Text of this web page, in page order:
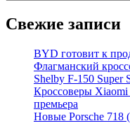
Свежие записи
BYD готовит к
Флагманский
Shelby F-150 Super
Кроссоверы
премьера
Новые Porsche 718